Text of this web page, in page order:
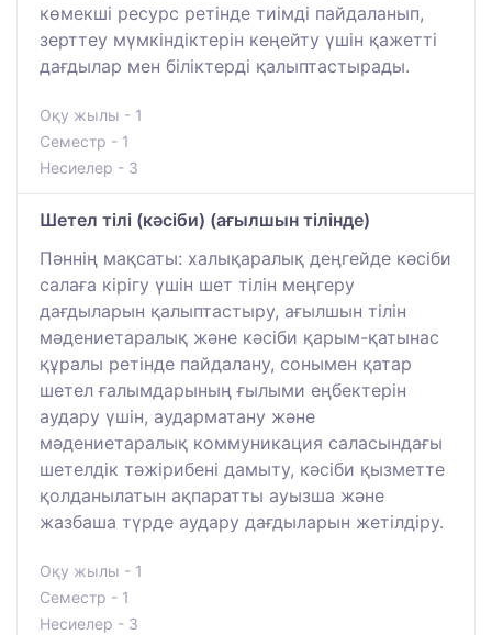
көмекші ресурс ретінде тиімді пайдаланып,
зерттеу мүмкіндіктерін кеңейту үшін қажетті
дағдылар мен біліктерді қалыптастырады.
Оқу жылы - 1
Семестр - 1
Несиелер - 3
Шетел тілі (кәсіби) (ағылшын тілінде)
Пәннің мақсаты: халықаралық деңгейде кәсіби
салаға кірігу үшін шет тілін меңгеру
дағдыларын қалыптастыру, ағылшын тілін
мәдениетаралық және кәсіби қарым-қатынас
құралы ретінде пайдалану, сонымен қатар
шетел ғалымдарының ғылыми еңбектерін
аудару үшін, аударматану және
мәдениетаралық коммуникация саласындағы
шетелдік тәжірибені дамыту, кәсіби қызметте
қолданылатын ақпаратты ауызша және
жазбаша түрде аудару дағдыларын жетілдіру.
Оқу жылы - 1
Семестр - 1
Несиелер - 3